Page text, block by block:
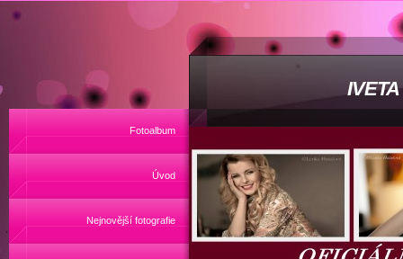
Fotoalbum
Úvod
Nejnovější fotografie